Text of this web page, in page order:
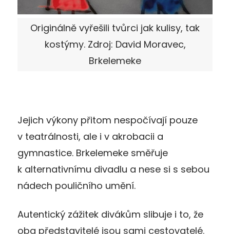
Originálně vyřešili tvůrci jak kulisy, tak
kostýmy. Zdroj: David Moravec,
Brkelemeke
Jejich výkony přitom nespočívají pouze
v teatrálnosti, ale i v akrobacii a
gymnastice. Brkelemeke směřuje
k alternativnímu divadlu a nese si s sebou
nádech pouličního umění.
Autentický zážitek divákům slibuje i to, že
oba představitelé jsou sami cestovatelé.